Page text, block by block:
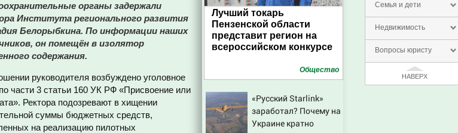
Семья и дети
Недвижимость
Вопросы юристу
НАВЕРХ
органы задержали
Института регионального развития
Белорыбкина. По информации наших
он помещён в изолятор
содержания.
руководителя возбуждено уголовное
части 3 статьи 160 УК РФ «Присвоение или
Ректора подозревают в хищении
суммы бюджетных средств,
на реализацию пилотных
Лучший токарь
Пензенской области
представит регион на
всероссийском конкурсе
Общество
«Русский Starlink»
заработал? Почему на
Украине кратно